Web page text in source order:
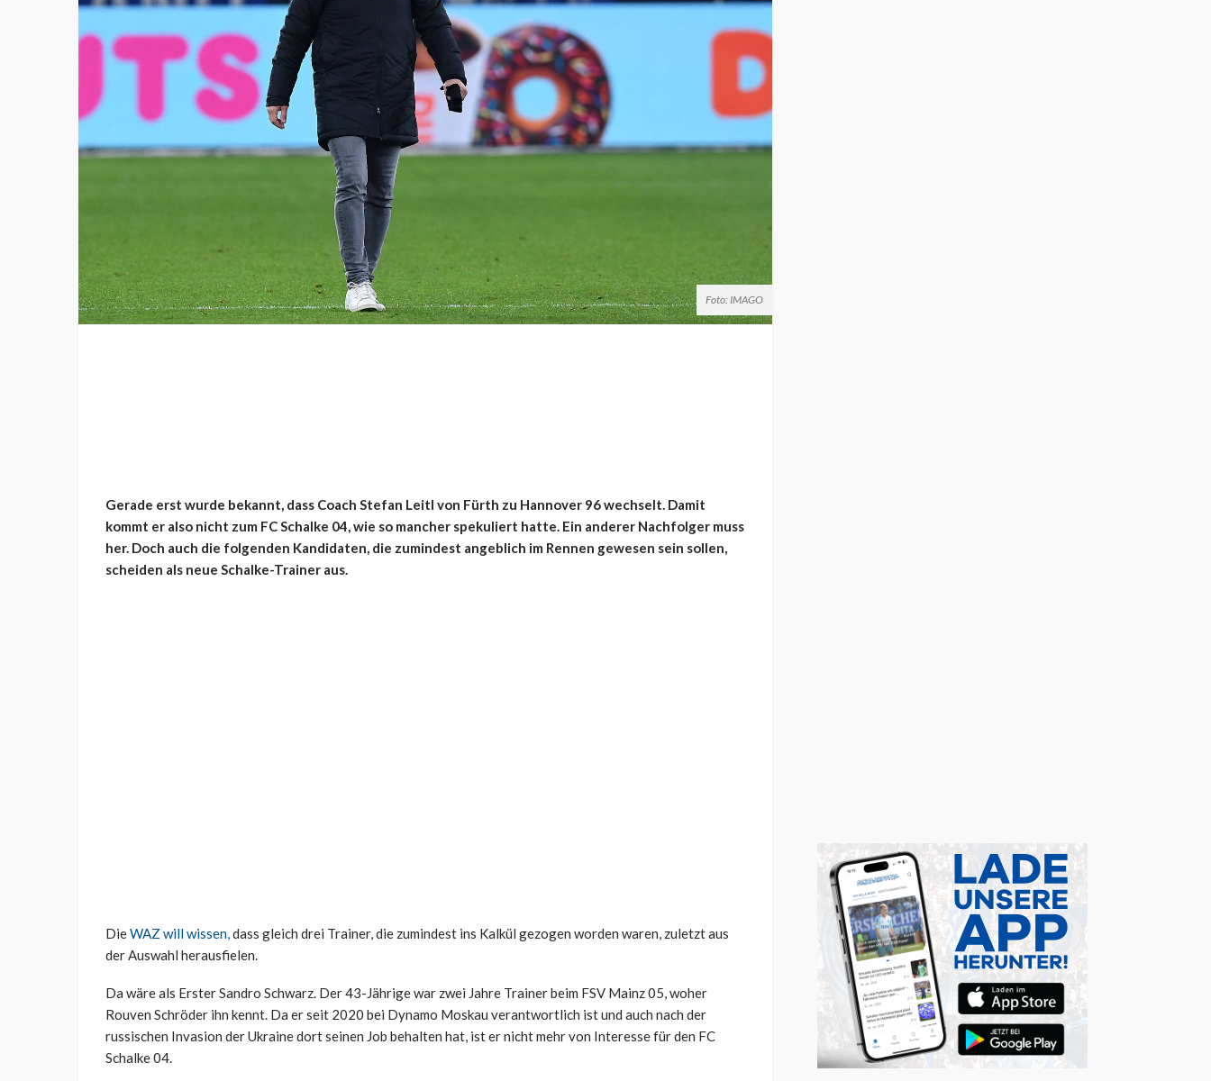
Foto: IMAGO
Gerade erst wurde bekannt, dass Coach Stefan Leitl von Fürth zu Hannover 96 wechselt. Damit
kommt er also nicht zum FC Schalke 04, wie so mancher spekuliert hatte. Ein anderer Nachfolger muss
her. Doch auch die folgenden Kandidaten, die zumindest angeblich im Rennen gewesen sein sollen,
scheiden als neue Schalke-Trainer aus.
DieWAZ will wissen,dass gleich drei Trainer, die zumindest ins Kalkül gezogen worden waren, zuletzt aus
der Auswahl herausfielen.
Da wäre als Erster Sandro Schwarz. Der 43-Jährige war zwei Jahre Trainer beim FSV Mainz 05, woher
Rouven Schröder ihn kennt. Da er seit 2020 bei Dynamo Moskau verantwortlich ist und auch nach der
russischen Invasion der Ukraine dort seinen Job behalten hat, ist er nicht mehr von Interesse für den FC
Schalke 04.